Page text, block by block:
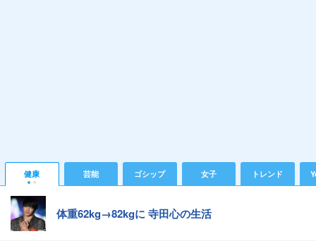
健康 芸能 ゴシップ 女子 トレンド
体重62kg→82kgに 寺田心の生活